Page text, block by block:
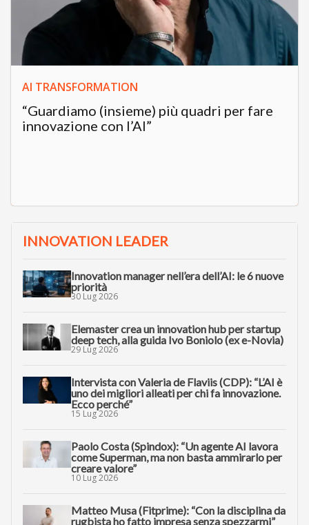
AI TRANSFORMATION
“Guardiamo (insieme) più quadri per fare
innovazione con l’AI”
INNOVATION LEADER
Innovation manager nell’era dell’AI: le 6 nuove
priorità
30 Lug 2026
Elemaster crea un innovation hub per startup
deep tech, alla guida Ivo Boniolo (ex e-Novia)
29 Lug 2026
Intervista con Valeria de Flaviis (CDP): “L’AI è
uno dei migliori alleati per chi fa innovazione.
Ecco perché”
15 Lug 2026
Paolo Costa (Spindox): “Un agente AI lavora
come Superman, ma non basta ammirarlo per
creare valore”
10 Lug 2026
Matteo Musa (Fitprime): “Con la disciplina da
rugbista ho fatto impresa senza spezzarmi”